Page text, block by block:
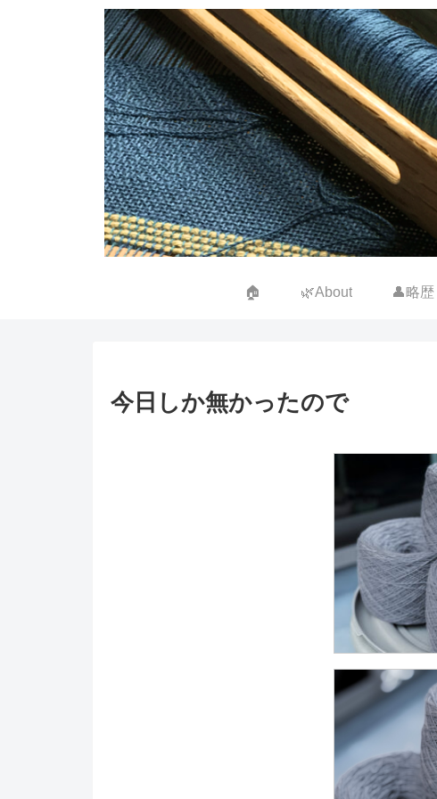
🏠 🌿About 👤略歴
今日しか無かったので